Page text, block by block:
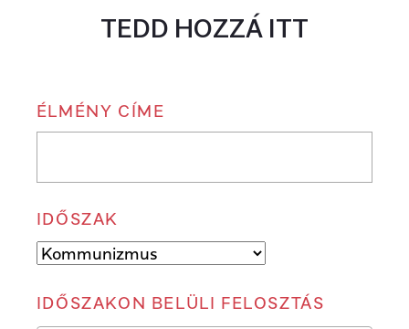
TEDD HOZZÁ ITT
ÉLMÉNY CÍME
IDŐSZAK
IDŐSZAKON BELÜLI FELOSZTÁS